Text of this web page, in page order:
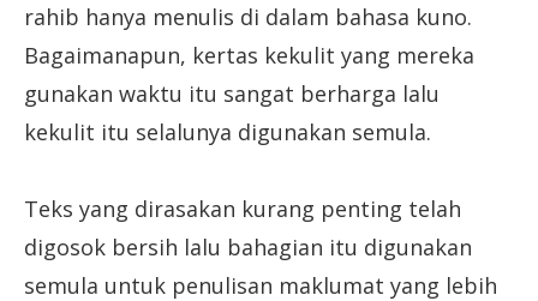
rahib hanya menulis di dalam bahasa kuno.
Bagaimanapun, kertas kekulit yang mereka
gunakan waktu itu sangat berharga lalu
kekulit itu selalunya digunakan semula.
Teks yang dirasakan kurang penting telah
digosok bersih lalu bahagian itu digunakan
semula untuk penulisan maklumat yang lebih